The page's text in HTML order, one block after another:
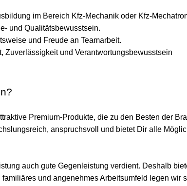
im Bereich Kfz-Mechanik oder Kfz-
und Qualitätsbewusstsein.
und Freude an Teamarbeit.
Zuverlässigkeit und Verantwortungsbewusstsein
Premium-Produkte, die zu den Besten der
anspruchsvoll und bietet Dir alle
auch gute Gegenleistung verdient. Deshalb
familiäres und angenehmes Arbeitsumfeld legen wir